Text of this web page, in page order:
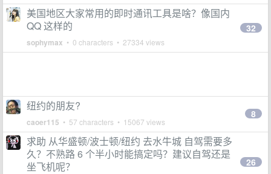
美国地区大家常用的即时通讯工具是啥？像国内
QQ 这样的
sophymax • 0 characters • 27334 views
32
纽约的朋友?
caoer115 • 57 characters • 15067 views
8
求助 从华盛顿/波士顿/纽约 去水牛城 自驾需要多
久？不熟路 6 个半小时能搞定吗？建议自驾还是
坐飞机呢？
26